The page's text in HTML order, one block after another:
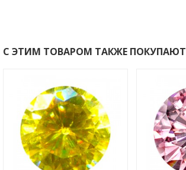
С ЭТИМ ТОВАРОМ ТАКЖЕ ПОКУПАЮТ